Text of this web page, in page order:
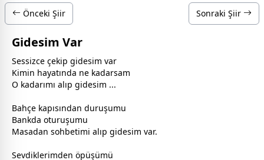
Önceki Şiir Sonraki Şiir
Gidesim Var
Sessizce çekip gidesim var
Kimin hayatında ne kadarsam
O kadarımı alıp gidesim ...
Bahçe kapısından duruşumu
Bankda oturuşumu
Masadan sohbetimi alıp gidesim var.
Sevdiklerimden öpüşümü